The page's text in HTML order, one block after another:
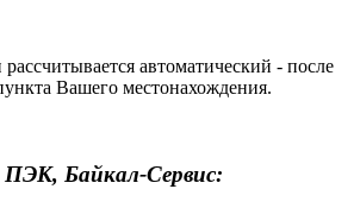
автоматический - после
Вашего местонахождения.
Байкал-Сервис: